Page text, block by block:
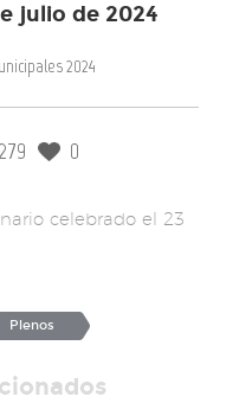
julio de 2024
2024
0
celebrado el 23
Plenos